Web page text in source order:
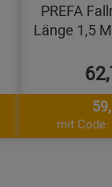
PREFA
Länge 1,5
mit Code: